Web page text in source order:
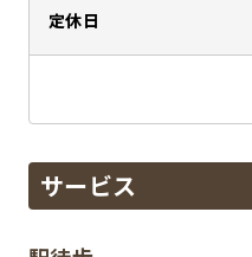
定休日
サービス